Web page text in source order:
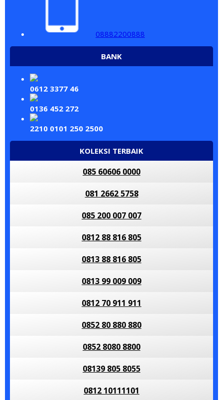
08882200888
BANK
0612 3377 46
0136 452 272
2210 0101 250 2500
KOLEKSI TERBAIK
085 60606 0000
081 2662 5758
085 200 007 007
0812 88 816 805
0813 88 816 805
0813 99 009 009
0812 70 911 911
0852 80 880 880
0852 8080 8800
08139 805 8055
0812 10111101